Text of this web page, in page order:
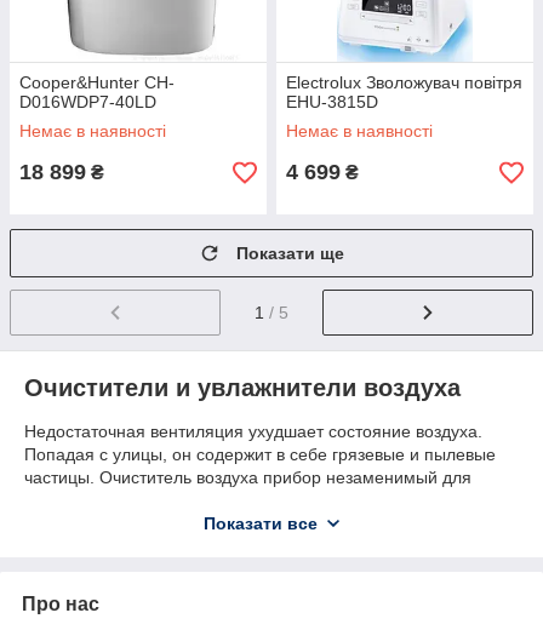
Cooper&Hunter CH-
D016WDP7-40LD
Немає в наявності
18 899 ₴
Electrolux Зволожувач повітря
EHU-3815D
Немає в наявності
4 699 ₴
Показати ще
1 / 5
Очистители и увлажнители воздуха
Недостаточная вентиляция ухудшает состояние воздуха.
Попадая с улицы, он содержит в себе грязевые и пылевые
частицы. Очиститель воздуха прибор незаменимый для
фильтров, воздух качественно нейтрализуется и очищается
В зависимости от установленных в приборе фильтров,
Показати все
Про нас